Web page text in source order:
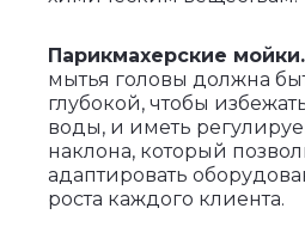
Парикмахерские мойки.
мытья головы должна
глубокой, чтобы
воды, и иметь
наклона, который
адаптировать
роста каждого клиента.